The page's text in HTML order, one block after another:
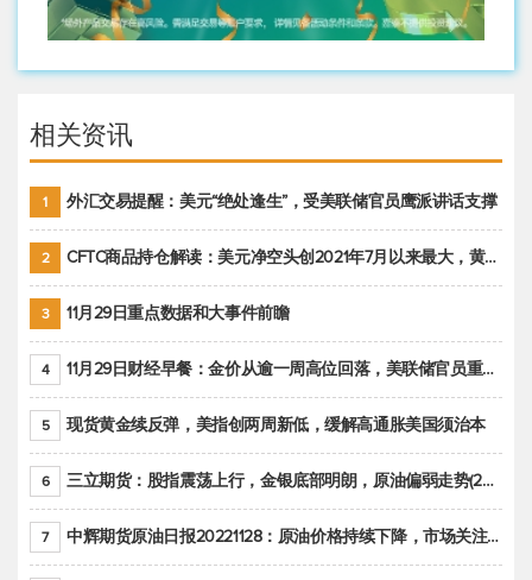
相关资讯
1 外汇交易提醒：美元“绝处逢生”，受美联储官员鹰派讲话支撑
2 CFTC商品持仓解读：美元净空头创2021年7月以来最大，黄金期货投机性净多头头寸减少
3 11月29日重点数据和大事件前瞻
4 11月29日财经早餐：金价从逾一周高位回落，美联储官员重申鹰派立场推动美元回升
5 现货黄金续反弹，美指创两周新低，缓解高通胀美国须治本
6 三立期货：股指震荡上行，金银底部明朗，原油偏弱走势(20221128收评)
7 中辉期货原油日报20221128：原油价格持续下降，市场关注OPEC+新一轮产能政策